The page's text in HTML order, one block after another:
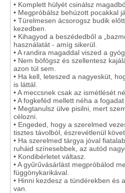
• Komplett hülyét csinálsz
• Megpróbálsz behúzott pocakkal
• Türelmesen ácsorogsz budik
kezedben.
• Kihagyod a beszédedből a
használatát - amíg sikerül.
• A randira magaddal viszed a
• Nem böfögsz és szellentesz
azon túl sem.
• Ha kell, leteszed a nagyesküt,
is láttál.
• A meccsnek csak az ismétlését
• A fogkeféd mellett néha a
• Megtanulsz ülve pisilni, mert
célozni.
• Engeded, hogy a szerelmed
tisztes távolból, észrevétlenül
• Ha szerelmed tárgya jóval
ruháid színesebbek, az autód
• Kondibérletet váltasz.
• A gyűrűvásárlást megpróbálod
függönykarikával.
• Hinni kezdesz a tündérekben és
van.